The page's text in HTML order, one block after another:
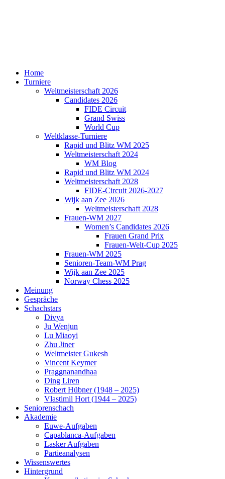
Home
Turniere
Weltmeisterschaft 2026
Candidates 2026
FIDE Circuit
Grand Swiss
World Cup
Weltklasse-Turniere
Rapid und Blitz WM 2025
Weltmeisterschaft 2024
WM Blog
Rapid und Blitz WM 2024
Weltmeisterschaft 2028
FIDE-Circuit 2026-2027
Wijk aan Zee 2026
Weltmeisterschaft 2028
Frauen-WM 2027
Women’s Candidates 2026
Frauen Grand Prix
Frauen-Welt-Cup 2025
Frauen-WM 2025
Senioren-Team-WM Prag
Wijk aan Zee 2025
Norway Chess 2025
Meinung
Gespräche
Schachstars
Divya
Ju Wenjun
Lu Miaoyi
Zhu Jiner
Weltmeister Gukesh
Vincent Keymer
Praggnanandhaa
Ding Liren
Robert Hübner (1948 – 2025)
Vlastimil Hort (1944 – 2025)
Seniorenschach
Akademie
Euwe-Aufgaben
Capablanca-Aufgaben
Lasker Aufgaben
Partieanalysen
Wissenswertes
Hintergrund